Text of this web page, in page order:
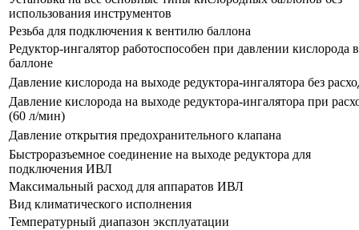
использования инструментов
Резьба для подключения к вентилю баллона
Редуктор-ингалятор работоспособен при давлении кислорода в
баллоне
Давление кислорода на выходе редуктора-ингалятора без
Давление кислорода на выходе редуктора-ингалятора при
(60 л/мин)
Давление открытия предохранительного клапана
Быстроразъемное соединение на выходе редуктора для
подключения ИВЛ
Максимальный расход для аппаратов ИВЛ
Вид климатического исполнения
Температурный диапазон эксплуатации